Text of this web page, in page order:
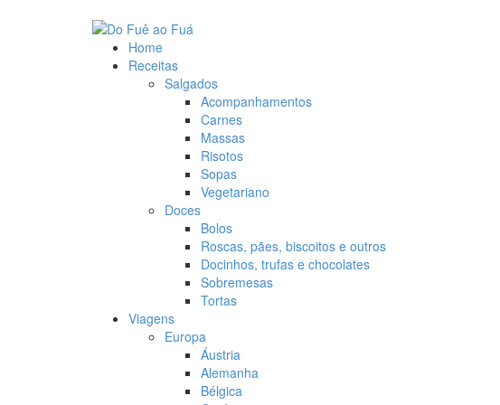
Home
Receitas
Salgados
Acompanhamentos
Carnes
Massas
Risotos
Sopas
Vegetariano
Doces
Bolos
Roscas, pães, biscoitos e outros
Docinhos, trufas e chocolates
Sobremesas
Tortas
Viagens
Europa
Áustria
Alemanha
Bélgica